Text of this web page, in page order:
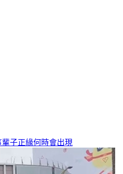
子正緣何時會出現